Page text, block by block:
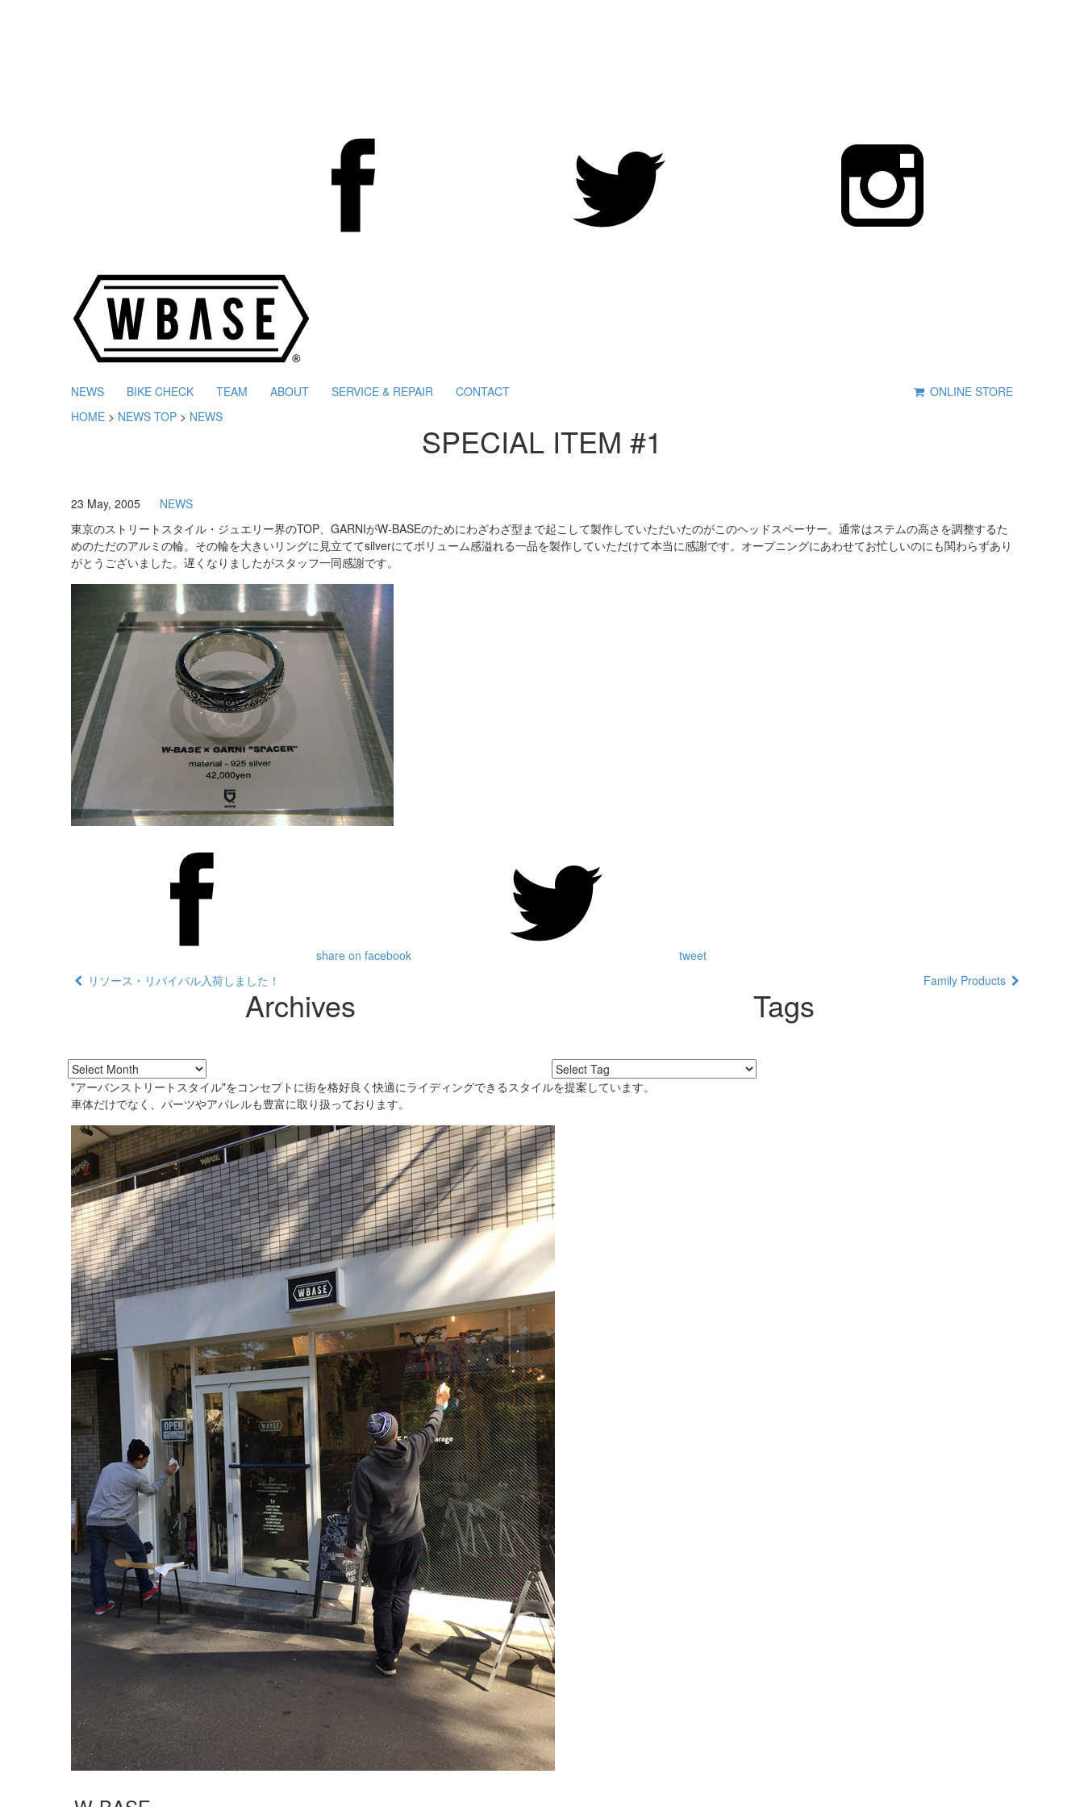
NEWS BIKE CHECK TEAM ABOUT SERVICE & REPAIR CONTACT
ONLINE STORE
HOME > NEWS TOP > NEWS
SPECIAL ITEM #1
23 May, 2005
NEWS
東京のストリートスタイル・ジュエリー界のTOP、GARNIがW-BASEのためにわざわざ型まで起こして製作していただいたのがこのヘッドスペーサー。通常はステムの高さを調整するた
めのただのアルミの輪。その輪を大きいリングに見立ててsilverにてボリューム感溢れる一品を製作していただけて本当に感謝です。オープニングにあわせてお忙しいのにも関わらずあり
がとうございました。遅くなりましたがスタッフ一同感謝です。
share on facebook
tweet
リソース・リバイバル入荷しました！
Family Products
Archives Tags
"アーバンストリートスタイル"をコンセプトに街を格好良く快適にライディングできるスタイルを提案しています。
車体だけでなく、パーツやアパレルも豊富に取り扱っております。